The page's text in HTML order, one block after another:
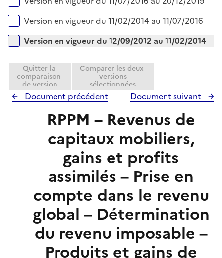
eVersion en vigueur du 11/02/2014 au 11/07/2016
Version en vigueur du 12/09/2012 au 11/02/2014
Quitter la
comparaison
de version
Comparer les deux
versions
sélectionnées
Document précédent Document suivant
RPPM – Revenus de
capitaux mobiliers,
gains et profits
assimilés – Prise en
compte dans le revenu
global – Détermination
du revenu imposable –
Produits et gains de